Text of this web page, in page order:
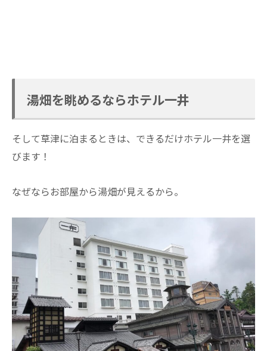
湯畑を眺めるならホテル一井
そして草津に泊まるときは、できるだけホテル一井を選
びます！
なぜならお部屋から湯畑が見えるから。